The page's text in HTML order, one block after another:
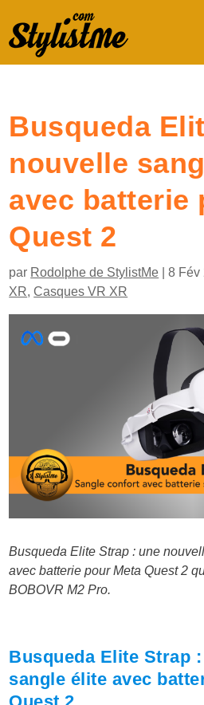
Busqueda
nouvelle
avec batterie
Quest 2
par Rodolphe de StylistMe |8 Fév
XR,Casques VR XR
Busqueda Elite Strap : une
avec batterie pour Meta Quest 2
BOBOVR M2 Pro.
Busqueda Elite Strap
sangle élite avec